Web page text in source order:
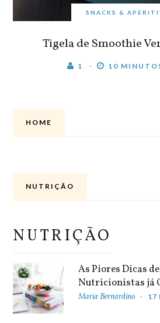
SNACKS &
Tigela de Smoothie
1 10
HOME
NUTRIÇÃO
NUTRIÇÃO
As Piores Dicas
Nutricionistas já
Maria Bernardino 17